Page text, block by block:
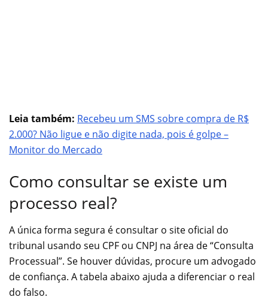
Leia também: Recebeu um SMS sobre compra de R$
2.000? Não ligue e não digite nada, pois é golpe –
Monitor do Mercado
Como consultar se existe um
processo real?
A única forma segura é consultar o site oficial do
tribunal usando seu CPF ou CNPJ na área de “Consulta
Processual”. Se houver dúvidas, procure um advogado
de confiança. A tabela abaixo ajuda a diferenciar o real
do falso.